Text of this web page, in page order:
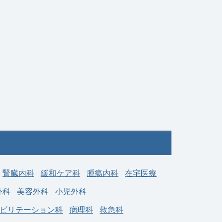
腎臓内科 緩和ケア科 腫瘍内科
在宅医療
科
美容外科
小児外科
リテーション科
病理科 救急科